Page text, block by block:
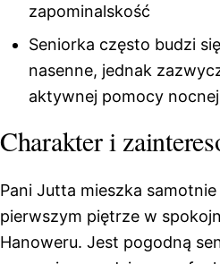
zapominalskość
Seniorka często budzi
nasenne, jednak
aktywnej pomocy nocnej
Charakter i
Pani Jutta mieszka
pierwszym piętrze w
Hanoweru. Jest pogodną